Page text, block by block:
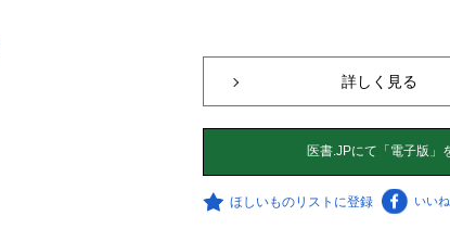
詳しく見る
ほしいものリストに登録 いいね